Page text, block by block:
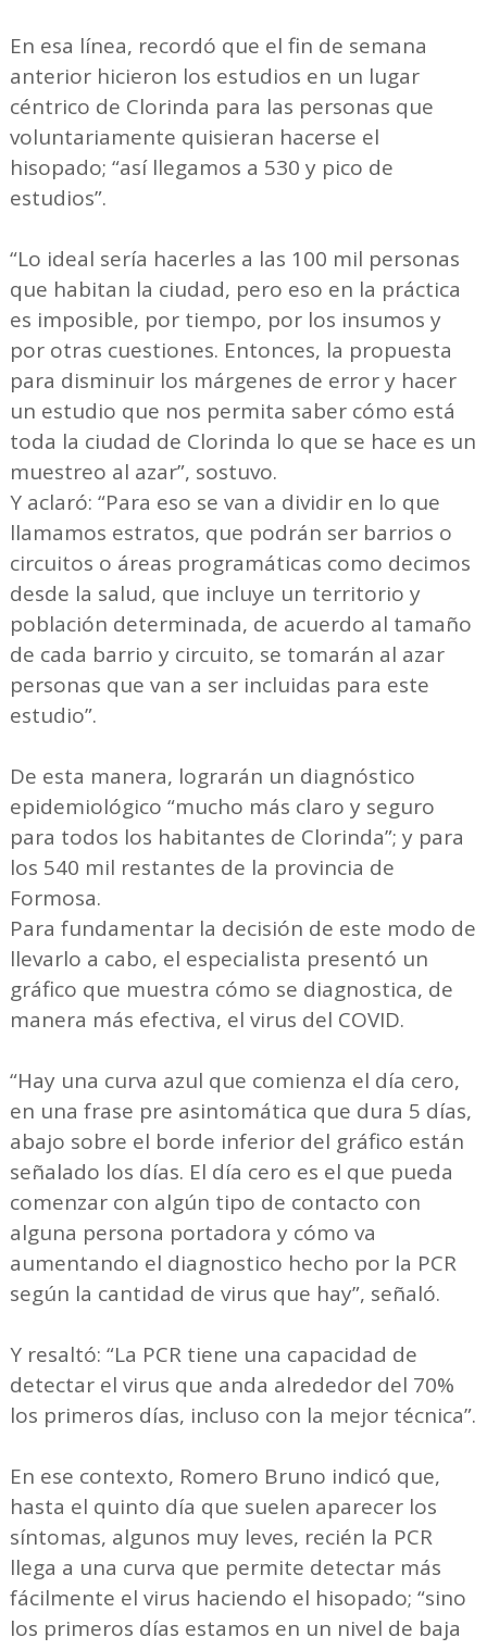
En esa línea, recordó que el fin de semana
anterior hicieron los estudios en un lugar
céntrico de Clorinda para las personas que
voluntariamente quisieran hacerse el
hisopado; “así llegamos a 530 y pico de
estudios”.
“Lo ideal sería hacerles a las 100 mil personas
que habitan la ciudad, pero eso en la práctica
es imposible, por tiempo, por los insumos y
por otras cuestiones. Entonces, la propuesta
para disminuir los márgenes de error y hacer
un estudio que nos permita saber cómo está
toda la ciudad de Clorinda lo que se hace es un
muestreo al azar”, sostuvo.
Y aclaró: “Para eso se van a dividir en lo que
llamamos estratos, que podrán ser barrios o
circuitos o áreas programáticas como decimos
desde la salud, que incluye un territorio y
población determinada, de acuerdo al tamaño
de cada barrio y circuito, se tomarán al azar
personas que van a ser incluidas para este
estudio”.
De esta manera, lograrán un diagnóstico
epidemiológico “mucho más claro y seguro
para todos los habitantes de Clorinda”; y para
los 540 mil restantes de la provincia de
Formosa.
Para fundamentar la decisión de este modo de
llevarlo a cabo, el especialista presentó un
gráfico que muestra cómo se diagnostica, de
manera más efectiva, el virus del COVID.
“Hay una curva azul que comienza el día cero,
en una frase pre asintomática que dura 5 días,
abajo sobre el borde inferior del gráfico están
señalado los días. El día cero es el que pueda
comenzar con algún tipo de contacto con
alguna persona portadora y cómo va
aumentando el diagnostico hecho por la PCR
según la cantidad de virus que hay”, señaló.
Y resaltó: “La PCR tiene una capacidad de
detectar el virus que anda alrededor del 70%
los primeros días, incluso con la mejor técnica”.
En ese contexto, Romero Bruno indicó que,
hasta el quinto día que suelen aparecer los
síntomas, algunos muy leves, recién la PCR
llega a una curva que permite detectar más
fácilmente el virus haciendo el hisopado; “sino
los primeros días estamos en un nivel de baja